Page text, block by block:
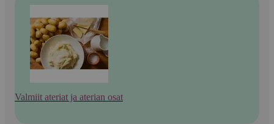
Valmiit ateriat ja aterian osat